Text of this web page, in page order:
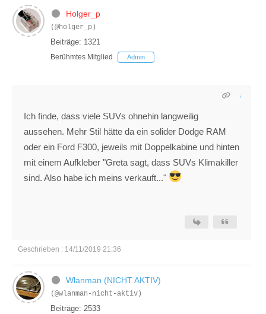
Holger_p
(@holger_p)
Beiträge: 1321
Berühmtes Mitglied Admin
Ich finde, dass viele SUVs ohnehin langweilig
aussehen. Mehr Stil hätte da ein solider Dodge RAM
oder ein Ford F300, jeweils mit Doppelkabine und hinten
mit einem Aufkleber "Greta sagt, dass SUVs Klimakiller
sind. Also habe ich meins verkauft..."
Geschrieben : 14/11/2019 21:36
Wlanman (NICHT AKTIV)
(@wlanman-nicht-aktiv)
Beiträge: 2533